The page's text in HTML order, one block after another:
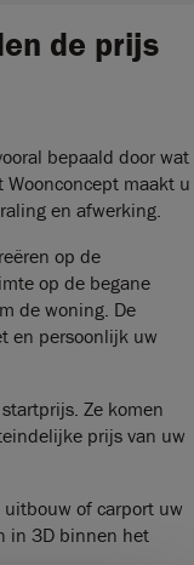
de prijs
bepaald door wat
maakt u
en afwerking.
op de
op de begane
de woning. De
en persoonlijk uw
Ze komen
prijs van uw
of carport uw
in 3D binnen het